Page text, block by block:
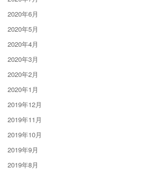
2020年6月
2020年5月
2020年4月
2020年3月
2020年2月
2020年1月
2019年12月
2019年11月
2019年10月
2019年9月
2019年8月